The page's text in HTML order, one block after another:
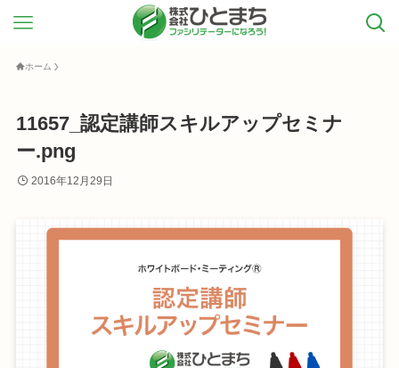
ホーム
11657_認定講師スキルアップセミナ
ー.png
2016年12月29日